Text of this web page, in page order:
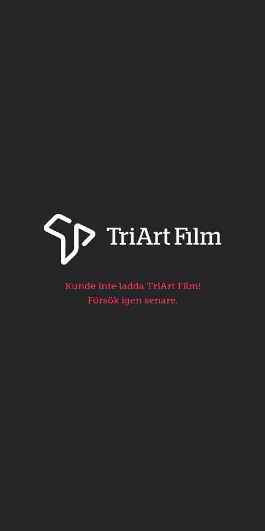
Kunde inte ladda TriArt Film!
Försök igen senare.